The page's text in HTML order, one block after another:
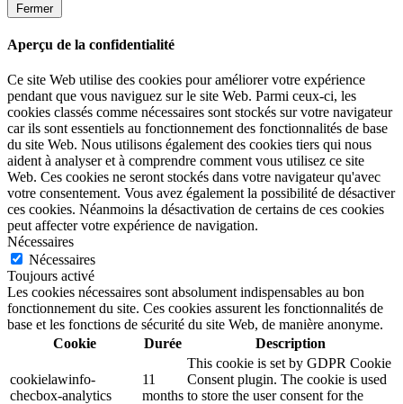
Fermer
Aperçu de la confidentialité
Ce site Web utilise des cookies pour améliorer votre expérience
pendant que vous naviguez sur le site Web. Parmi ceux-ci, les
cookies classés comme nécessaires sont stockés sur votre navigateur
car ils sont essentiels au fonctionnement des fonctionnalités de base
du site Web. Nous utilisons également des cookies tiers qui nous
aident à analyser et à comprendre comment vous utilisez ce site
Web. Ces cookies ne seront stockés dans votre navigateur qu'avec
votre consentement. Vous avez également la possibilité de désactiver
ces cookies. Néanmoins la désactivation de certains de ces cookies
peut affecter votre expérience de navigation.
Nécessaires
Nécessaires
Toujours activé
Les cookies nécessaires sont absolument indispensables au bon
fonctionnement du site. Ces cookies assurent les fonctionnalités de
base et les fonctions de sécurité du site Web, de manière anonyme.
Cookie
Durée Description
cookielawinfo-
checbox-analytics
11
months
This cookie is set by GDPR Cookie
Consent plugin. The cookie is used
to store the user consent for the